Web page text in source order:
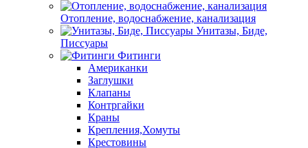
Отопление, водоснабжение, канализация
Унитазы, Биде,
Писсуары
Фитинги
Американки
Заглушки
Клапаны
Контргайки
Краны
Крепления,Хомуты
Крестовины